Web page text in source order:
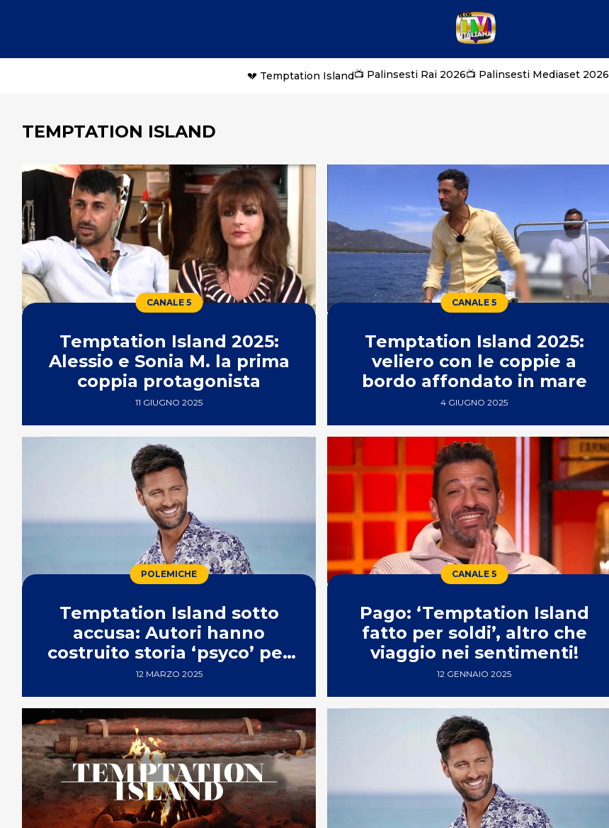
💔 Temptation Island📺 Palinsesti Rai 2026📺 Palinsesti Mediaset 2026
TEMPTATION ISLAND
CANALE 5
Temptation Island 2025:
Alessio e Sonia M. la prima
coppia protagonista
11 GIUGNO 2025
CANALE 5
Temptation Island 2025:
veliero con le coppie a
bordo affondato in mare
4 GIUGNO 2025
POLEMICHE
Temptation Island sotto
accusa: Autori hanno
costruito storia ‘psyco’ per
coppia di Napoli?
12 MARZO 2025
CANALE 5
Pago: ‘Temptation Island
fatto per soldi’, altro che
viaggio nei sentimenti!
12 GENNAIO 2025